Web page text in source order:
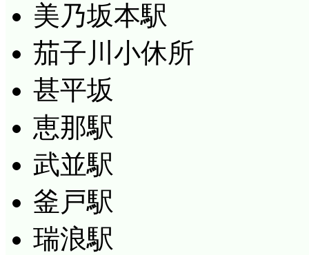
美乃坂本駅
茄子川小休所
甚平坂
恵那駅
武並駅
釜戸駅
瑞浪駅